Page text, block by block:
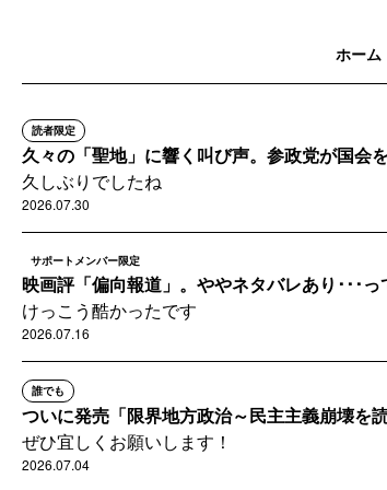
ホーム
読者限定
久々の「聖地」に響く叫び声。参政党が国会
久しぶりでしたね
2026.07.30
サポートメンバー限定
映画評「偏向報道」。ややネタバレあり･･･
けっこう酷かったです
2026.07.16
誰でも
ついに発売「限界地方政治～民主主義崩壊を
ぜひ宜しくお願いします！
2026.07.04